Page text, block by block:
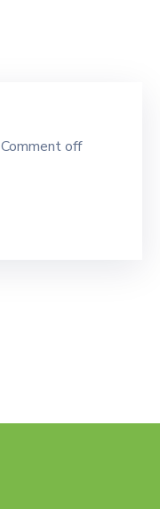
Comment off